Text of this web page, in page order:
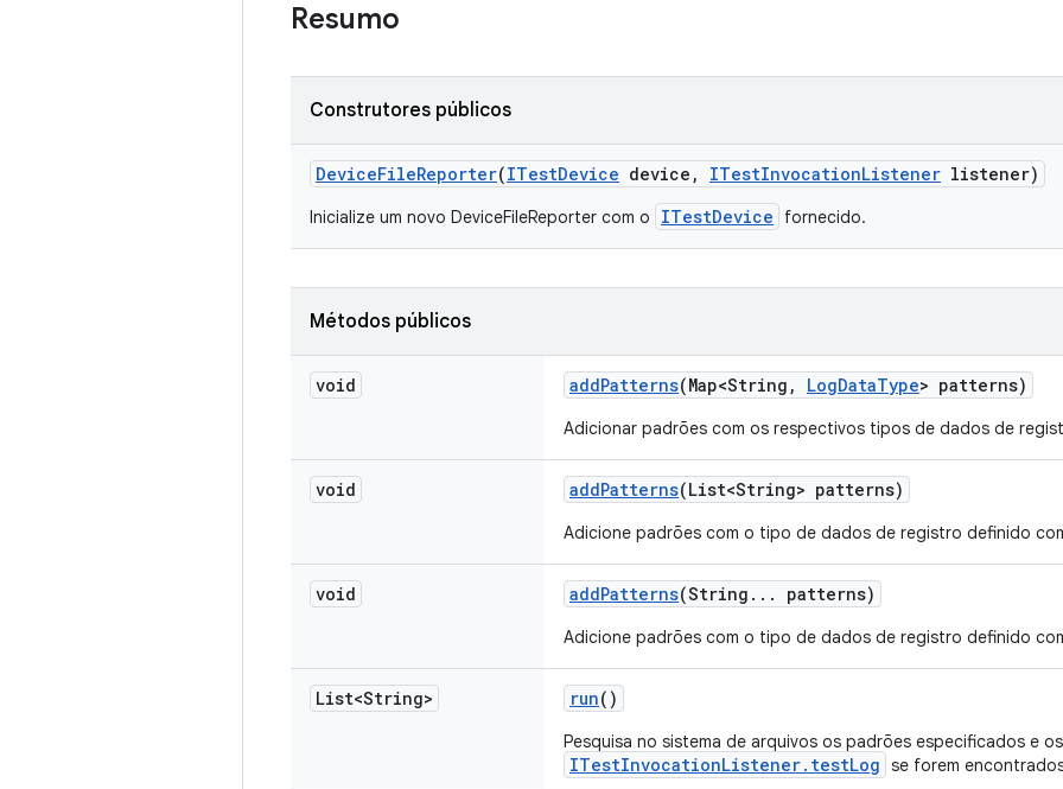
Resumo
Construtores públicos
DeviceFileReporter(ITestDevice device , ITestInvocationListener listener)
Inicialize um novo DeviceFileReporter com o ITestDevice fornecido.
Métodos públicos
void addPatterns(Map<String , LogDataType> patterns)
Adicionar padrões com os respectivos tipos de dados de
void addPatterns(List<String> patterns)
Adicione padrões com o tipo de dados de registro definido
void addPatterns(String . . . patterns)
Adicione padrões com o tipo de dados de registro definido
List<String> run()
Pesquisa no sistema de arquivos os padrões especificados e
ITestInvocationListener.testLog se forem